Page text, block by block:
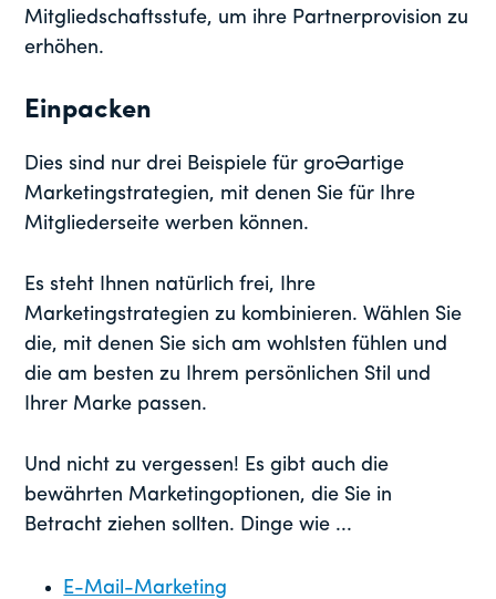
Mitgliedschaftsstufe, um ihre Partnerprovision zu
erhöhen.
Einpacken
Dies sind nur drei Beispiele für großartige
Marketingstrategien, mit denen Sie für Ihre
Mitgliederseite werben können.
Es steht Ihnen natürlich frei, Ihre
Marketingstrategien zu kombinieren. Wählen Sie
die, mit denen Sie sich am wohlsten fühlen und
die am besten zu Ihrem persönlichen Stil und
Ihrer Marke passen.
Und nicht zu vergessen! Es gibt auch die
bewährten Marketingoptionen, die Sie in
Betracht ziehen sollten. Dinge wie ...
E-Mail-Marketing